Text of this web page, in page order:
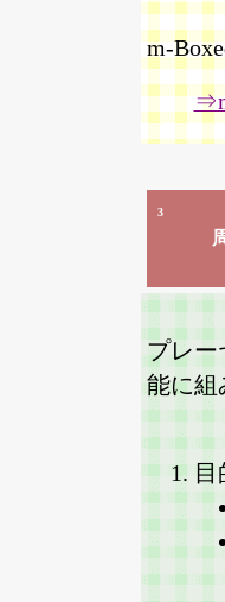
m-
3
プレー
能に組